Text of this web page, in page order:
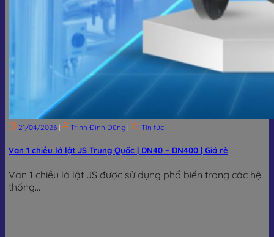
21/04/2026 | Trịnh Đình Dũng | Tin tức
Van 1 chiều lá lật JS Trung Quốc | DN40 – DN400 | Giá rẻ
Van 1 chiều lá lật JS được sử dụng phổ biến trong các hệ
thống...